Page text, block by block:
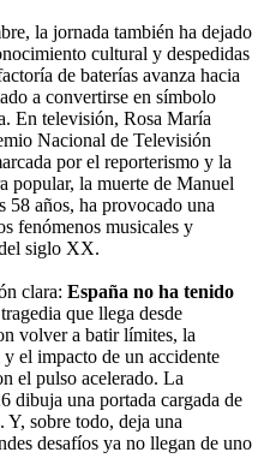
la jornada también ha dejado
cultural y despedidas
de baterías avanza hacia
a convertirse en símbolo
En televisión, Rosa María
Nacional de Televisión
por el reporterismo y la
popular, la muerte de Manuel
años, ha provocado una
fenómenos musicales y
siglo XX.
clara: España no ha tenido
que llega desde
volver a batir límites, la
el impacto de un accidente
el pulso acelerado. La
dibuja una portada cargada de
Y, sobre todo, deja una
desafíos ya no llegan de uno